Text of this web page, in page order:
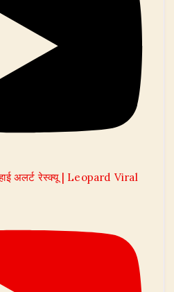
हाई अलर्ट रेस्क्यू | Leopard Viral